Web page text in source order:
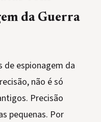
da Guerra
de espionagem da
não é só
Precisão
pequenas. Por